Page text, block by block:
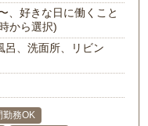
、好きな日に働くこと
から選択)
呂、洗面所、リビン
勤務OK